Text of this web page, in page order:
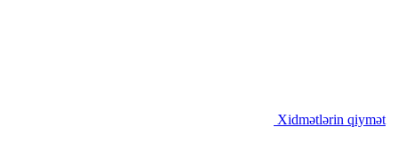
Xidmətlərin qiymət